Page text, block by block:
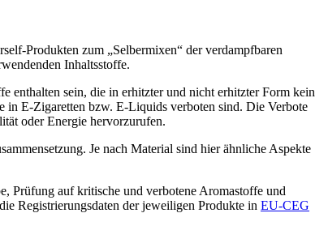
Produkten zum „Selbermixen“ der verdampfbaren
Inhaltsstoffe.
enthalten sein, die in erhitzter und nicht erhitzter Form kein
in E-Zigaretten bzw. E-Liquids verboten sind. Die Verbote
oder Energie hervorzurufen.
Je nach Material sind hier ähnliche Aspekte
Prüfung auf kritische und verbotene Aromastoffe und
Registrierungsdaten der jeweiligen Produkte in EU-CEG